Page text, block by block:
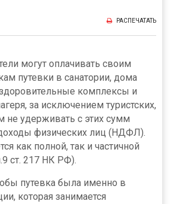
РАСПЕЧАТАТЬ
могут оплачивать своим
путевки в санатории, дома
комплексы и
за исключением туристских,
не удерживать с этих сумм
физических лиц (НДФЛ).
как полной, так и частичной
ст. 217 НК РФ).
путевка была именно в
которая занимается